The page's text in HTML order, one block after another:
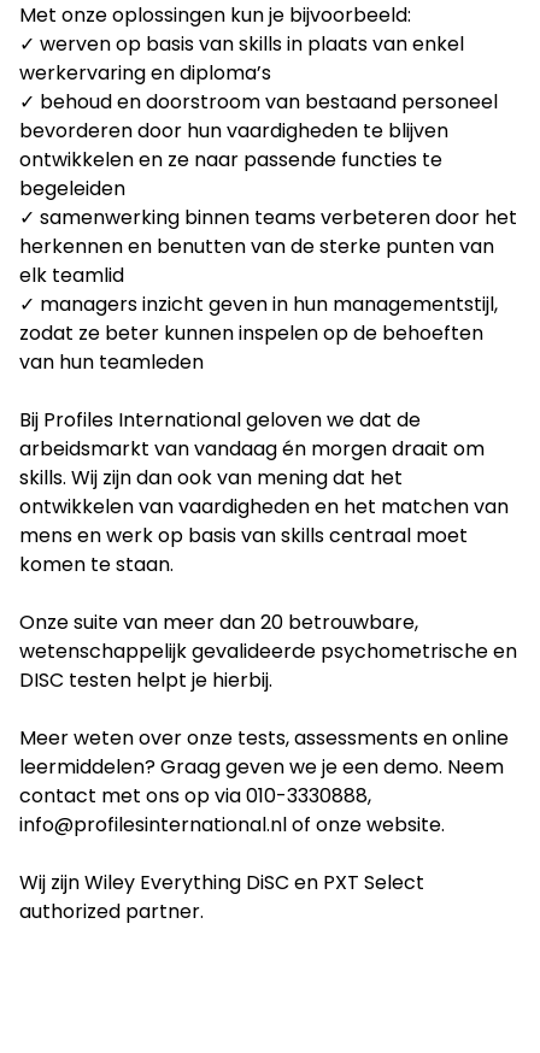
Met onze oplossingen kun je bijvoorbeeld:
✓ werven op basis van skills in plaats van enkel
werkervaring en diploma’s
✓ behoud en doorstroom van bestaand personeel
bevorderen door hun vaardigheden te blijven
ontwikkelen en ze naar passende functies te
begeleiden
✓ samenwerking binnen teams verbeteren door het
herkennen en benutten van de sterke punten van
elk teamlid
✓ managers inzicht geven in hun managementstijl,
zodat ze beter kunnen inspelen op de behoeften
van hun teamleden
Bij Profiles International geloven we dat de
arbeidsmarkt van vandaag én morgen draait om
skills. Wij zijn dan ook van mening dat het
ontwikkelen van vaardigheden en het matchen van
mens en werk op basis van skills centraal moet
komen te staan.
Onze suite van meer dan 20 betrouwbare,
wetenschappelijk gevalideerde psychometrische en
DISC testen helpt je hierbij.
Meer weten over onze tests, assessments en online
leermiddelen? Graag geven we je een demo. Neem
contact met ons op via 010-3330888,
info@profilesinternational.nl of onze website.
Wij zijn Wiley Everything DiSC en PXT Select
authorized partner.